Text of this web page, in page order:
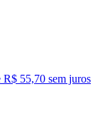
R$ 55,70 sem juros